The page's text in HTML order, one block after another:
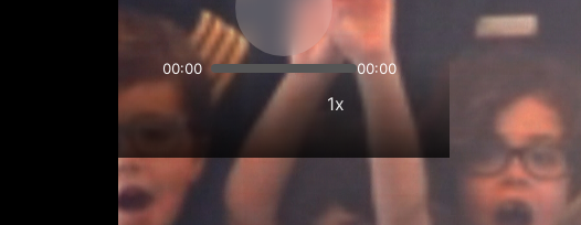
00:00 00:00
1x